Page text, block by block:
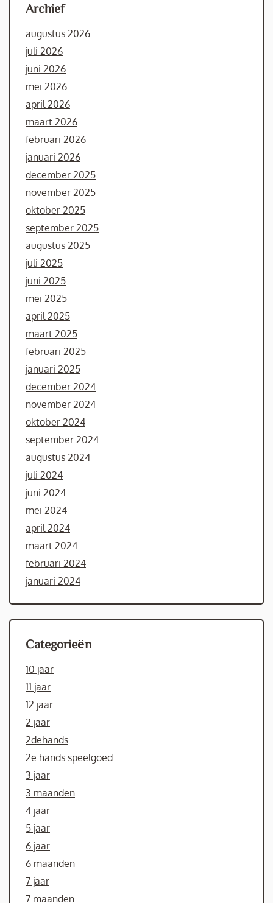
Archief
augustus 2026
juli 2026
juni 2026
mei 2026
april 2026
maart 2026
februari 2026
januari 2026
december 2025
november 2025
oktober 2025
september 2025
augustus 2025
juli 2025
juni 2025
mei 2025
april 2025
maart 2025
februari 2025
januari 2025
december 2024
november 2024
oktober 2024
september 2024
augustus 2024
juli 2024
juni 2024
mei 2024
april 2024
maart 2024
februari 2024
januari 2024
Categorieën
10 jaar
11 jaar
12 jaar
2 jaar
2dehands
2e hands speelgoed
3 jaar
3 maanden
4 jaar
5 jaar
6 jaar
6 maanden
7 jaar
7 maanden